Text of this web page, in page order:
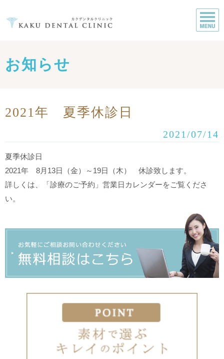
お知らせ
2021年 夏季休診日
2021/07/14
夏季休診日
2021年 8月13日（金）～19日（木） 休診致します。
詳しくは、「診療のご予約」営業日カレンダーをご覧くださ
い。